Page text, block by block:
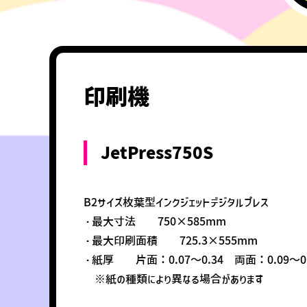
印刷機
JetPress750S
B2サイズ枚葉型インクジェットデジタルプレス
・最大寸法 750×585mm
・最大印刷面積 725.3×555mm
・紙厚 片面：0.07～0.34 両面：0.09～
※紙の種類により異なる場合があります